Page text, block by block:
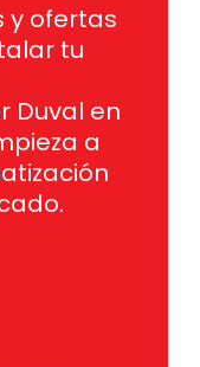
y ofertas
tu
Duval en
a